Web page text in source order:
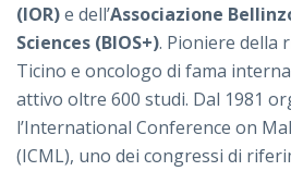
(IOR)e dell’Associazione
Sciences (BIOS+). Pioniere della
Ticino e oncologo di fama
attivo oltre 600 studi. Dal 1981
l’International Conference on
(ICML), uno dei congressi di